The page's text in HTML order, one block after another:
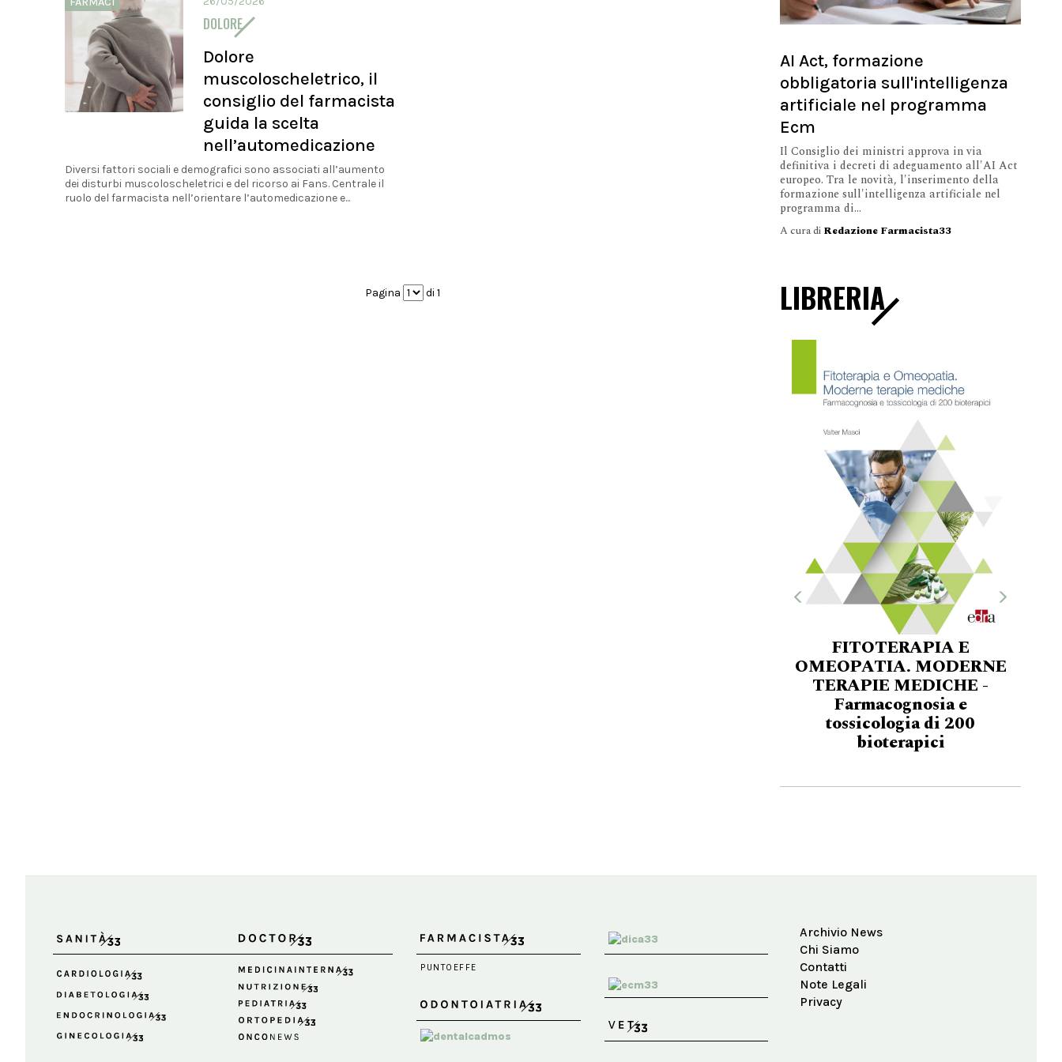
DOLORE
Dolore
muscoloscheletrico, il
consiglio del farmacista
guida la scelta
nell’automedicazione
Diversi fattori sociali e demografici sono associati all’aumento
dei disturbi muscoloscheletrici e del ricorso ai Fans. Centrale il
ruolo del farmacista nell’orientare l’automedicazione e...
Pagina di 1
AI Act, formazione
obbligatoria sull'intelligenza
artificiale nel programma
Ecm
Il Consiglio dei ministri approva in via
definitiva i decreti di adeguamento all'AI Act
europeo. Tra le novità, l'inserimento della
formazione sull'intelligenza artificiale nel
programma di...
A cura di Redazione Farmacista33
LIBRERIA
FITOTERAPIA E
OMEOPATIA. MODERNE
TERAPIE MEDICHE -
Farmacognosia e
tossicologia di 200
bioterapici
Archivio News
Chi Siamo
Contatti
Note Legali
Privacy